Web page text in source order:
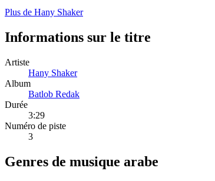
Plus de Hany Shaker
Informations sur le titre
Artiste
Hany Shaker
Album
Batlob Redak
Durée
3:29
Numéro de piste
3
Genres de musique arabe